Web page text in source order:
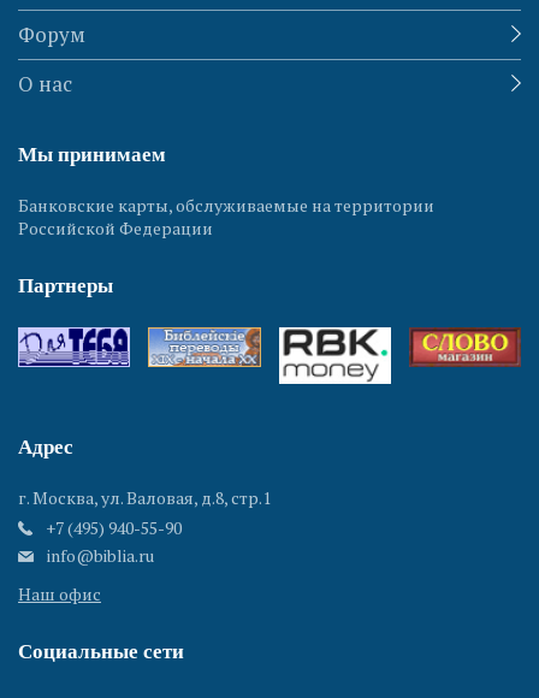
Форум
О нас
Мы принимаем
Банковские карты, обслуживаемые на территории
Российской Федерации
Партнеры
Адрес
г. Москва, ул. Валовая, д.8, стр.1
+7 (495) 940-55-90
info@biblia.ru
Наш офис
Социальные сети